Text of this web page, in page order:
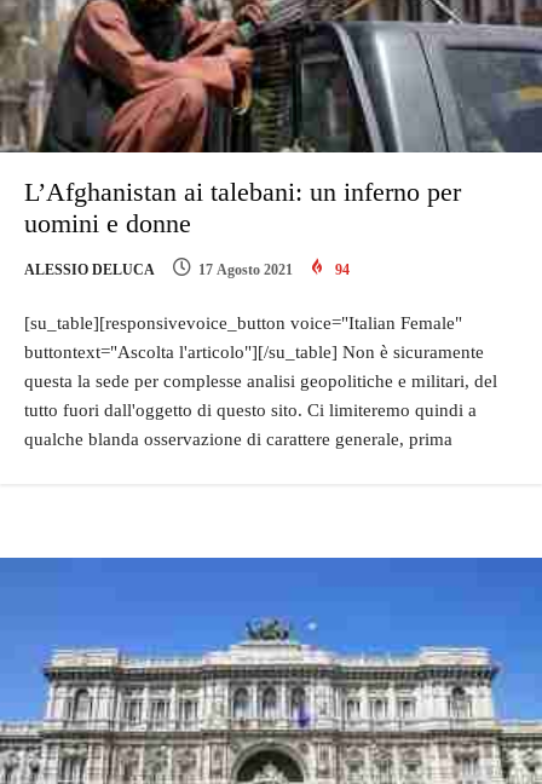
L’Afghanistan ai talebani: un inferno per
uomini e donne
ALESSIO DELUCA 17 Agosto 2021 94
[su_table][responsivevoice_button voice="Italian Female"
buttontext="Ascolta l'articolo"][/su_table] Non è sicuramente
questa la sede per complesse analisi geopolitiche e militari, del
tutto fuori dall'oggetto di questo sito. Ci limiteremo quindi a
qualche blanda osservazione di carattere generale, prima